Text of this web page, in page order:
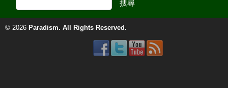
© 2026 Paradism. All Rights Reserved.